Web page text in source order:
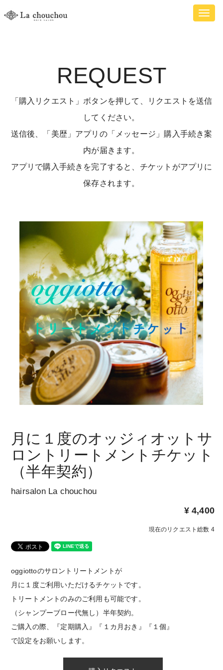
REQUEST
「購入リクエスト」ボタンを押して、リクエストを送信
してください。
送信後、「美歴」アプリの「メッセージ」購入手続き案
内が届きます。
アプリで購入手続きを完了すると、チケットがアプリに
保存されます。
月に１度のオッジィオットサ
ロントリートメントチケット
（半年契約）
hairsalon La chouchou
¥ 4,400
現在のリクエスト総数 4
oggiottoのサロントリートメントが
月に１度ご利用いただけるチケットです。
トリートメントのみのご利用も可能です。
（シャンプーブロー代無し）半年契約。
ご購入の際、『定期購入』『１カ月おき』『１個』
で設定をお願いします。